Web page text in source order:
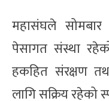
महासंघले सोमबार
पेसागत संस्था
हकहित संरक्षण
लागि सक्रिय रहेको